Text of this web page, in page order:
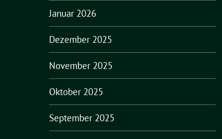
Januar 2026
Dezember 2025
November 2025
Oktober 2025
September 2025